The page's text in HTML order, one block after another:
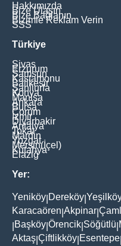
Hakkımızda
Bize Ulaşın
Bize Bağlanın
Bizimle Reklam Verin
SSS
Türkiye
Sivas
Erzurum
Samsun
Kastamonu
Balikesir
Şanliurfa
Konya
Manisa
Ankara
Bursa
Çorum
İzmir
Diyarbakir
Antalya
Tokat
Mardin
Yozgat
Mersin(İçel)
Kütahya
Elaziğ
Yer:
Yeniköy Dereköy
Karacaören Akpinar
Başköy Örencik Söğütlü
Aktaş Çiftlikköy Esentepe